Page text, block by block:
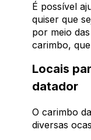
É possível
quiser que
por meio
carimbo,
Locais
datador
O carimbo
diversas